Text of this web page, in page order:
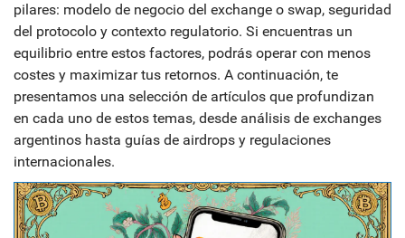
pilares: modelo de negocio del exchange o swap, seguridad
del protocolo y contexto regulatorio. Si encuentras un
equilibrio entre estos factores, podrás operar con menos
costes y maximizar tus retornos. A continuación, te
presentamos una selección de artículos que profundizan
en cada uno de estos temas, desde análisis de exchanges
argentinos hasta guías de airdrops y regulaciones
internacionales.